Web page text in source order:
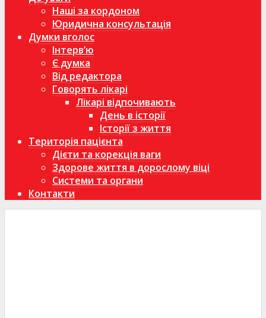
Наші за кордоном
Юридична консультація
Думки вголос
Інтерв’ю
Є думка
Від редактора
Говорять лікарі
Лікарі відпочивають
День в історії
Історії з життя
Територія пацієнта
Дієти та корекція ваги
Здорове життя в дорослому віці
Системи та органи
Контакти